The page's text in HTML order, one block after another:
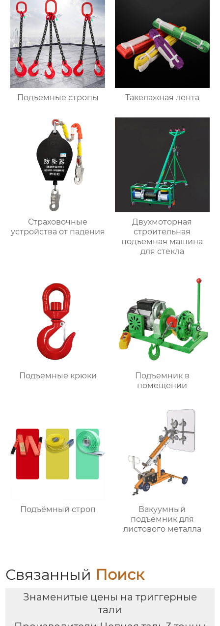
Подъемные стропы Такелажная лента
Страховочные
устройства от падения
Двухмоторная
строительная
подъемная машина
для стекла
Подъемные крюки
Подъемник в
помещении
Подъёмный строп
Вакуумный
подъемник для
листового металла
Связанный Поиск
Знаменитые цены на триггерные
тали